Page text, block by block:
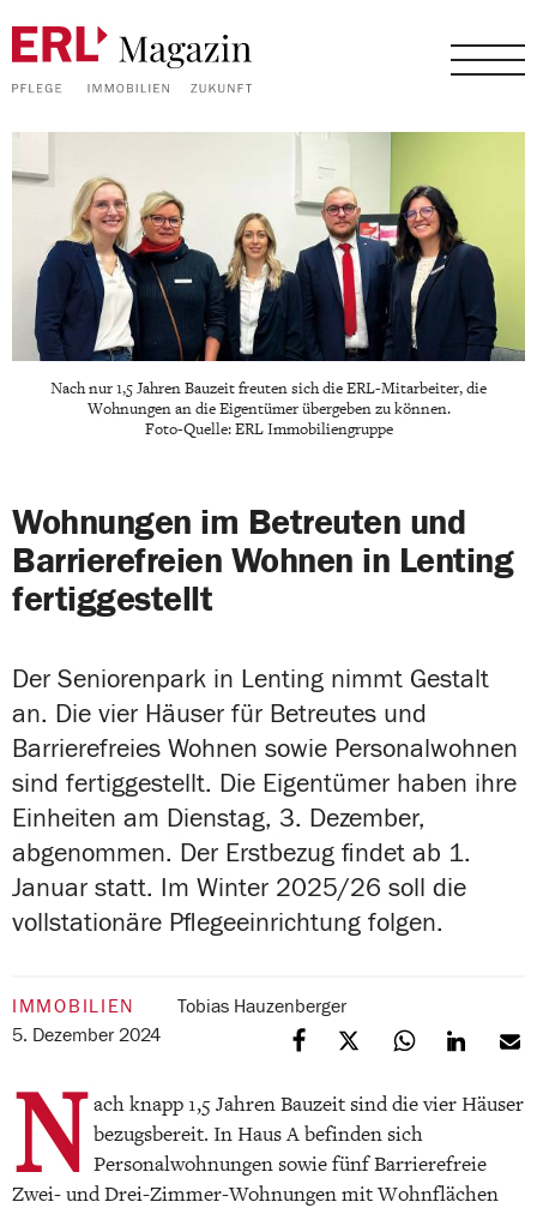
Nach nur 1,5 Jahren Bauzeit freuten sich die ERL-Mitarbeiter, die
Wohnungen an die Eigentümer übergeben zu können.
Foto-Quelle: ERL Immobiliengruppe
Wohnungen im Betreuten und
Barrierefreien Wohnen in Lenting
fertiggestellt
Der Seniorenpark in Lenting nimmt Gestalt
an. Die vier Häuser für Betreutes und
Barrierefreies Wohnen sowie Personalwohnen
sind fertiggestellt. Die Eigentümer haben ihre
Einheiten am Dienstag, 3. Dezember,
abgenommen. Der Erstbezug findet ab 1.
Januar statt. Im Winter 2025/26 soll die
vollstationäre Pflegeeinrichtung folgen.
IMMOBILIEN
Tobias Hauzenberger
5. Dezember 2024
N ach knapp 1,5 Jahren Bauzeit sind die vier Häuser
bezugsbereit. In Haus A befinden sich
Personalwohnungen sowie fünf Barrierefreie
Zwei- und Drei-Zimmer-Wohnungen mit Wohnflächen